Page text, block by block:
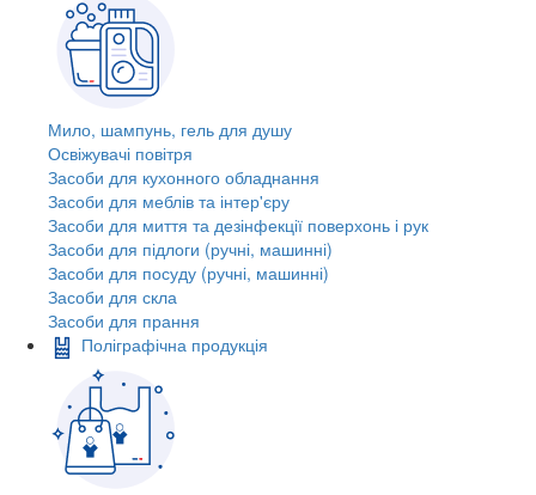
Мило, шампунь, гель для душу
Освіжувачі повітря
Засоби для кухонного обладнання
Засоби для меблів та інтер'єру
Засоби для миття та дезінфекції поверхонь і рук
Засоби для підлоги (ручні, машинні)
Засоби для посуду (ручні, машинні)
Засоби для скла
Засоби для прання
Поліграфічна продукція